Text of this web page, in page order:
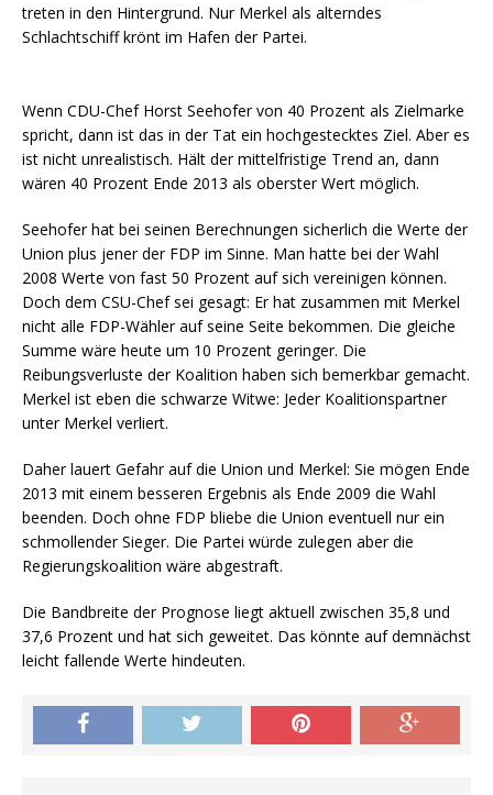
treten in den Hintergrund. Nur Merkel als alterndes
Schlachtschiff krönt im Hafen der Partei.
Wenn CDU-Chef Horst Seehofer von 40 Prozent als Zielmarke
spricht, dann ist das in der Tat ein hochgestecktes Ziel. Aber es
ist nicht unrealistisch. Hält der mittelfristige Trend an, dann
wären 40 Prozent Ende 2013 als oberster Wert möglich.
Seehofer hat bei seinen Berechnungen sicherlich die Werte der
Union plus jener der FDP im Sinne. Man hatte bei der Wahl
2008 Werte von fast 50 Prozent auf sich vereinigen können.
Doch dem CSU-Chef sei gesagt: Er hat zusammen mit Merkel
nicht alle FDP-Wähler auf seine Seite bekommen. Die gleiche
Summe wäre heute um 10 Prozent geringer. Die
Reibungsverluste der Koalition haben sich bemerkbar gemacht.
Merkel ist eben die schwarze Witwe: Jeder Koalitionspartner
unter Merkel verliert.
Daher lauert Gefahr auf die Union und Merkel: Sie mögen Ende
2013 mit einem besseren Ergebnis als Ende 2009 die Wahl
beenden. Doch ohne FDP bliebe die Union eventuell nur ein
schmollender Sieger. Die Partei würde zulegen aber die
Regierungskoalition wäre abgestraft.
Die Bandbreite der Prognose liegt aktuell zwischen 35,8 und
37,6 Prozent und hat sich geweitet. Das könnte auf demnächst
leicht fallende Werte hindeuten.